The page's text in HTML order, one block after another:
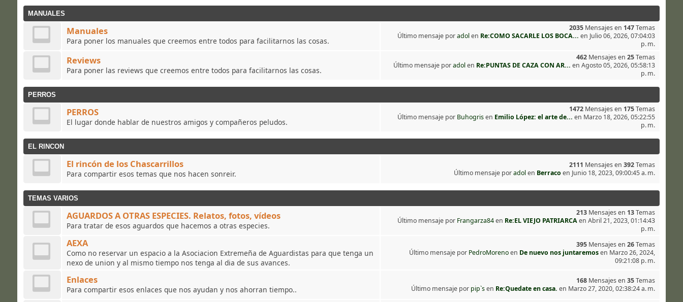
MANUALES
Manuales
Para poner los manuales que creemos entre todos para facilitarnos las cosas.
2035Mensajes en 147Temas
Último mensaje poradolen Re:COMO SACARLE LOS BOCA... en Julio 06, 2026, 07:04:03
p. m.
Reviews
Para poner las reviews que creemos entre todos para facilitarnos las cosas.
462Mensajes en 25Temas
Último mensaje poradolen Re:PUNTAS DE CAZA CON AR... en Agosto 05, 2026, 05:58:13
p. m.
PERROS
PERROS
El lugar donde hablar de nuestros amigos y compañeros peludos.
1472Mensajes en 175Temas
Último mensaje por Buhogrisen Emilio López: el arte de... en Marzo 18, 2026, 05:22:55
p. m.
EL RINCON
El rincón de los Chascarrillos
Para compartir esos temas que nos hacen sonreir.
2111 Mensajes en 392Temas
Último mensaje poradolen Berraco en Junio 18, 2023, 09:00:45 a. m.
TEMAS VARIOS
AGUARDOS A OTRAS ESPECIES. Relatos, fotos, vídeos
Para tratar de esos aguardos que hacemos a otras especies.
213Mensajes en 13Temas
Último mensaje por Frangarza84en Re:EL VIEJO PATRIARCAen Abril 21, 2023, 01:14:43
p. m.
AEXA
Como no reservar un espacio a la Asociacion Extremeña de Aguardistas para que tenga un
nexo de union y al mismo tiempo nos tenga al dia de sus avances.
395Mensajes en 26Temas
Último mensaje por PedroMorenoen De nuevo nos juntaremosen Marzo 26, 2024,
09:21:08 p. m.
Enlaces
Para compartir esos enlaces que nos ayudan y nos ahorran tiempo..
168Mensajes en 35Temas
Último mensaje por pip`sen Re:Quedate en casa. en Marzo 27, 2020, 02:38:24 a. m.